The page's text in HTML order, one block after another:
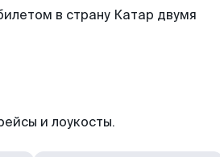
в страну Катар двумя
и лоукосты.